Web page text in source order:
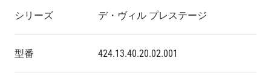
シリーズ デ・ヴィル プレステージ
型番 424.13.40.20.02.001